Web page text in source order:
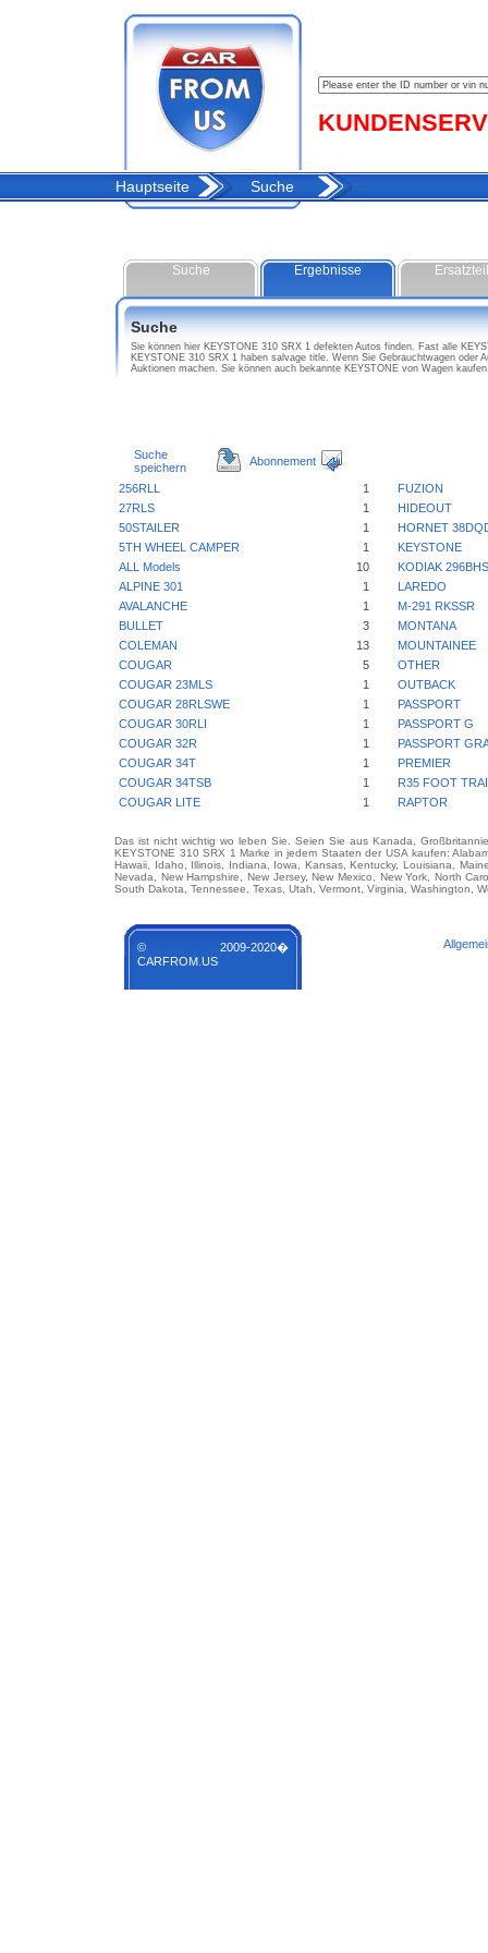
Hauptseite Suche
Suche Ergebnisse
Suche
Sie können hier KEYSTONE 310 SRX 1 defekten Autos finden. Fast alle
KEYSTONE 310 SRX 1 haben salvage title. Wenn Sie Gebrauchtwagen
Auktionen machen. Sie können auch bekannte KEYSTONE von Wagen
Suche
speichern
Abonnement
256RLL 1
FUZION
27RLS
1
HIDEOUT
50STAILER
1
HORNET
5TH WHEEL CAMPER
1
KEYSTONE
ALL Models
10
KODIAK
ALPINE 301
1
LAREDO
AVALANCHE
1
M-291 RKSSR
BULLET
3
MONTANA
COLEMAN
13
MOUNTAINEE
COUGAR
5
OTHER
COUGAR 23MLS
1
OUTBACK
COUGAR 28RLSWE
1
PASSPORT
COUGAR 30RLI
1
PASSPORT G
COUGAR 32R
1
PASSPORT
COUGAR 34T
1
PREMIER
COUGAR 34TSB
1
R35 FOOT
COUGAR LITE
1 RAPTOR
Das ist nicht wichtig wo leben Sie. Seien Sie aus Kanada,
KEYSTONE 310 SRX 1 Marke in jedem Staaten der USA kaufen:
Hawaii, Idaho, Illinois, Indiana, Iowa, Kansas, Kentucky, Louisiana,
Nevada, New Hampshire, New Jersey, New Mexico, New York, North
South Dakota, Tennessee, Texas, Utah, Vermont, Virginia, Washington,
© 2009-2020�
CARFROM.US